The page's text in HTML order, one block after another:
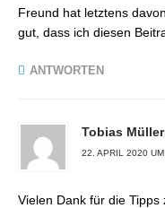
Freund hat letztens
gut, dass ich diesen
ANTWORTEN
Tobias Müller
22. APRIL 2020
Vielen Dank für die